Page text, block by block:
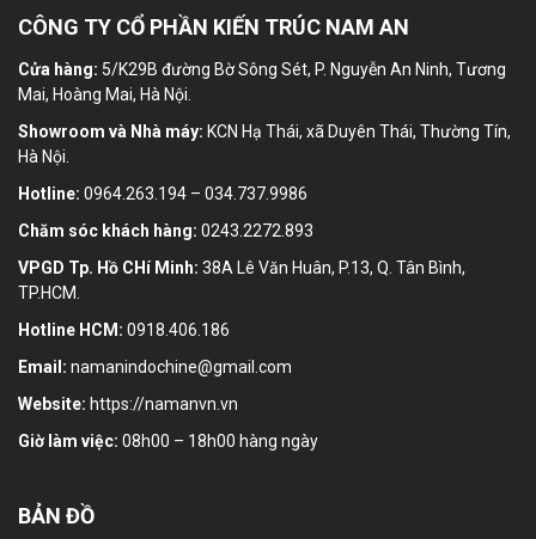
CÔNG TY CỔ PHẦN KIẾN TRÚC NAM AN
Cửa hàng: 5/K29B đường Bờ Sông Sét, P. Nguyễn An Ninh, Tương
Mai, Hoàng Mai, Hà Nội.
Showroom và Nhà máy: KCN Hạ Thái, xã Duyên Thái, Thường Tín,
Hà Nội.
Hotline: 0964.263.194 – 034.737.9986
Chăm sóc khách hàng: 0243.2272.893
VPGD Tp. Hồ CHí Minh: 38A Lê Văn Huân, P.13, Q. Tân Bình,
TP.HCM.
Hotline HCM: 0918.406.186
Email: namanindochine@gmail.com
Website: https://namanvn.vn
Giờ làm việc: 08h00 – 18h00 hàng ngày
BẢN ĐỒ